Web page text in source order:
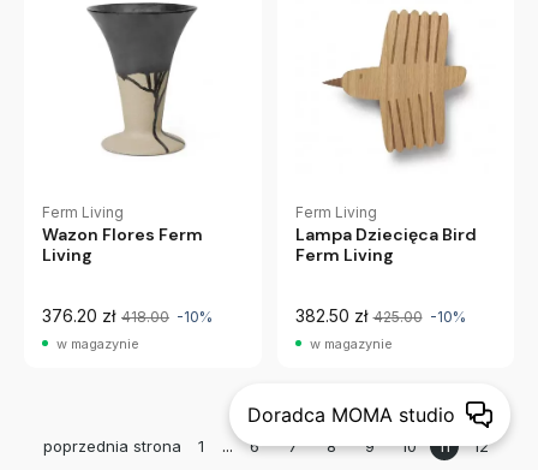
Ferm Living
Wazon Flores Ferm
Living
376.20 zł 418.00 -10%
w magazynie
Ferm Living
Lampa Dziecięca Bird
Ferm Living
382.50 zł 425.00 -10%
w magazynie
poprzednia strona 1 ... 6 7 8 9 10 11
12
Doradca MOMA studio